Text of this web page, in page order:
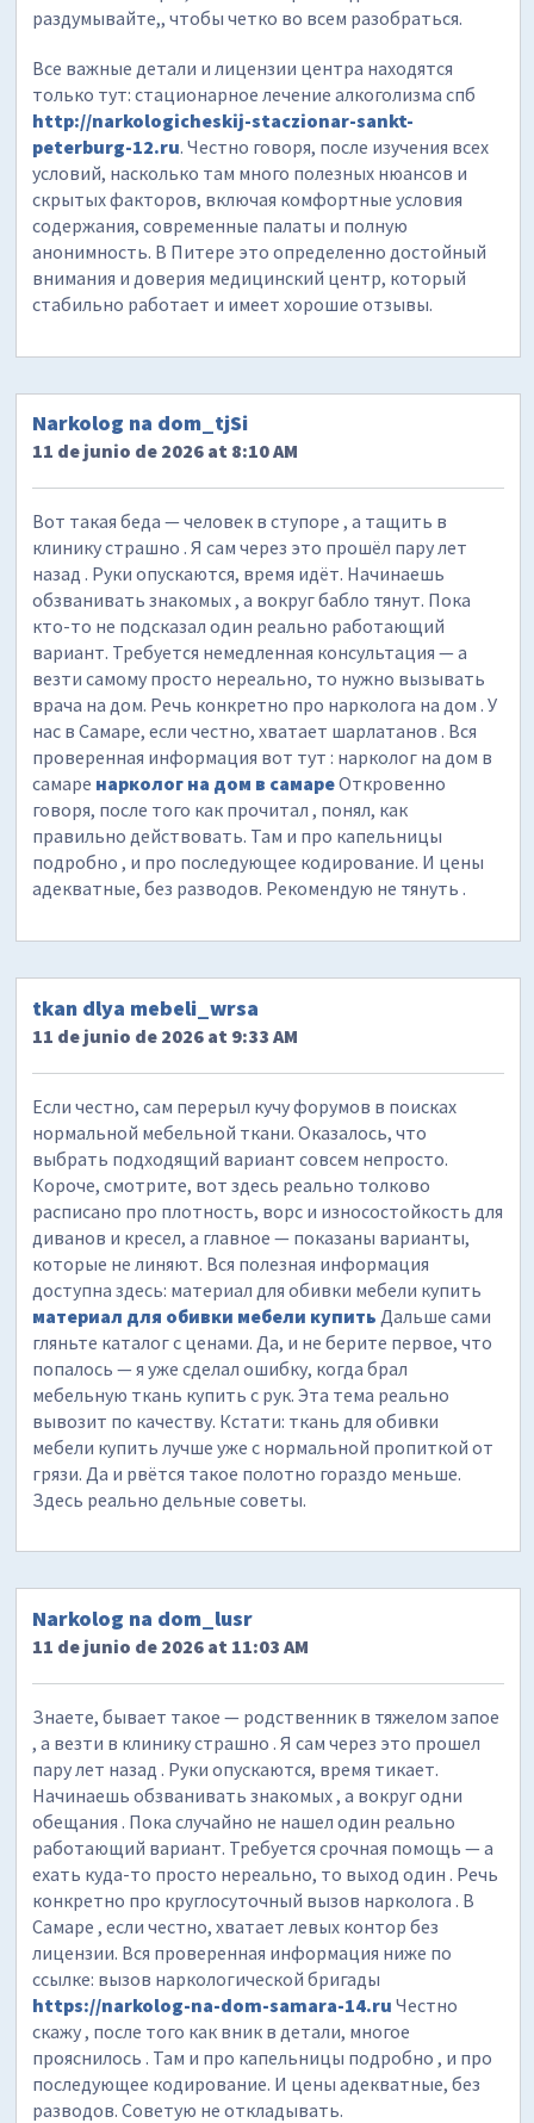
раздумывайте,, чтобы четко во всем разобраться.
Все важные детали и лицензии центра находятся
только тут: стационарное лечение алкоголизма спб
http://narkologicheskij-staczionar-sankt-
peterburg-12.ru. Честно говоря, после изучения всех
условий, насколько там много полезных нюансов и
скрытых факторов, включая комфортные условия
содержания, современные палаты и полную
анонимность. В Питере это определенно достойный
внимания и доверия медицинский центр, который
стабильно работает и имеет хорошие отзывы.
Narkolog na dom_tjSi
11 de junio de 2026 at 8:10 AM
Вот такая беда — человек в ступоре , а тащить в
клинику страшно . Я сам через это прошёл пару лет
назад . Руки опускаются, время идёт. Начинаешь
обзванивать знакомых , а вокруг бабло тянут. Пока
кто-то не подсказал один реально работающий
вариант. Требуется немедленная консультация — а
везти самому просто нереально, то нужно вызывать
врача на дом. Речь конкретно про нарколога на дом . У
нас в Самаре, если честно, хватает шарлатанов . Вся
проверенная информация вот тут : нарколог на дом в
самаре нарколог на дом в самареОткровенно
говоря, после того как прочитал , понял, как
правильно действовать. Там и про капельницы
подробно , и про последующее кодирование. И цены
адекватные, без разводов. Рекомендую не тянуть .
tkan dlya mebeli_wrsa
11 de junio de 2026 at 9:33 AM
Если честно, сам перерыл кучу форумов в поисках
нормальной мебельной ткани. Оказалось, что
выбрать подходящий вариант совсем непросто.
Короче, смотрите, вот здесь реально толково
расписано про плотность, ворс и износостойкость для
диванов и кресел, а главное — показаны варианты,
которые не линяют. Вся полезная информация
доступна здесь: материал для обивки мебели купить
материал для обивки мебели купить Дальше сами
гляньте каталог с ценами. Да, и не берите первое, что
попалось — я уже сделал ошибку, когда брал
мебельную ткань купить с рук. Эта тема реально
вывозит по качеству. Кстати: ткань для обивки
мебели купить лучше уже с нормальной пропиткой от
грязи. Да и рвётся такое полотно гораздо меньше.
Здесь реально дельные советы.
Narkolog na dom_lusr
11 de junio de 2026 at 11:03 AM
Знаете, бывает такое — родственник в тяжелом запое
, а везти в клинику страшно . Я сам через это прошел
пару лет назад . Руки опускаются, время тикает.
Начинаешь обзванивать знакомых , а вокруг одни
обещания . Пока случайно не нашел один реально
работающий вариант. Требуется срочная помощь — а
ехать куда-то просто нереально, то выход один . Речь
конкретно про круглосуточный вызов нарколога . В
Самаре , если честно, хватает левых контор без
лицензии. Вся проверенная информация ниже по
ссылке: вызов наркологической бригады
https://narkolog-na-dom-samara-14.ru Честно
скажу , после того как вник в детали, многое
прояснилось . Там и про капельницы подробно , и про
последующее кодирование. И цены адекватные, без
разводов. Советую не откладывать.